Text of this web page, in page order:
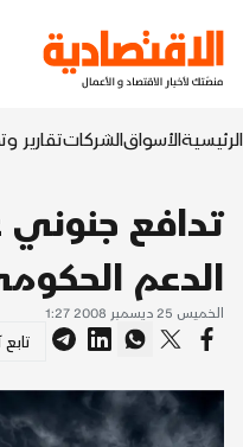
الرئيسيةالأسواقالشركاتتقارير
تدافع
الدعم
الخميس 25 ديسمبر 2008 1:27